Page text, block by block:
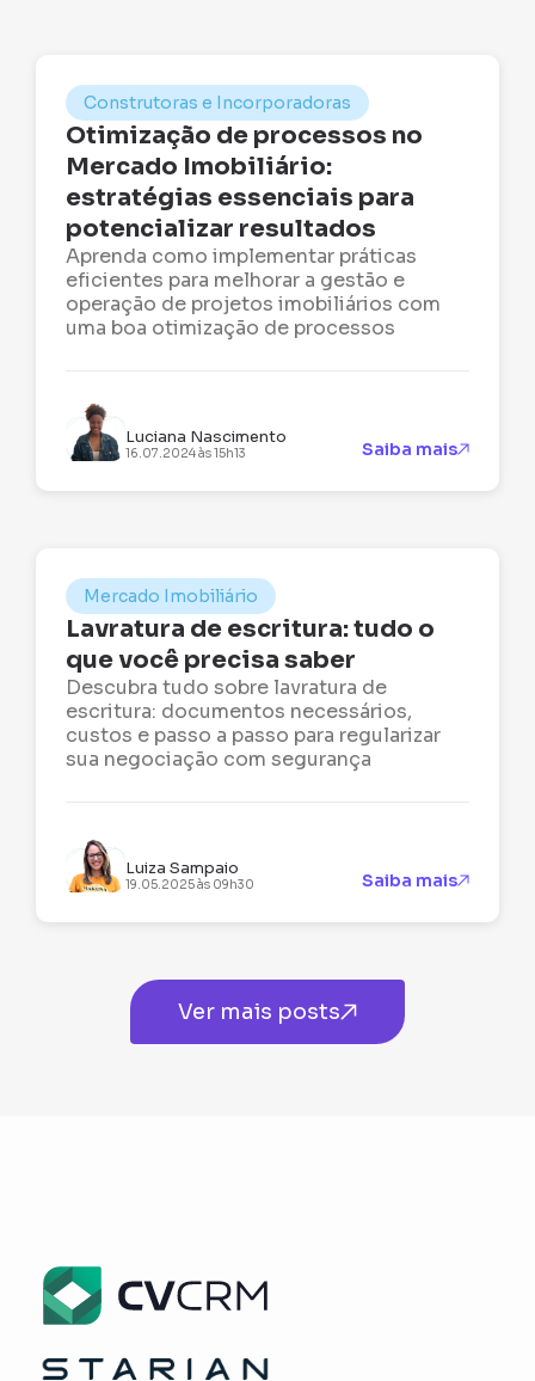
Construtoras e Incorporadoras
Otimização de processos no
Mercado Imobiliário:
estratégias essenciais para
potencializar resultados
Aprenda como implementar práticas
eficientes para melhorar a gestão e
operação de projetos imobiliários com
uma boa otimização de processos
Luciana Nascimento
16.07.2024 às 15h13 Saiba mais
Mercado Imobiliário
Lavratura de escritura: tudo o
que você precisa saber
Descubra tudo sobre lavratura de
escritura: documentos necessários,
custos e passo a passo para regularizar
sua negociação com segurança
Luiza Sampaio
19.05.2025 às 09h30 Saiba mais
Ver mais posts